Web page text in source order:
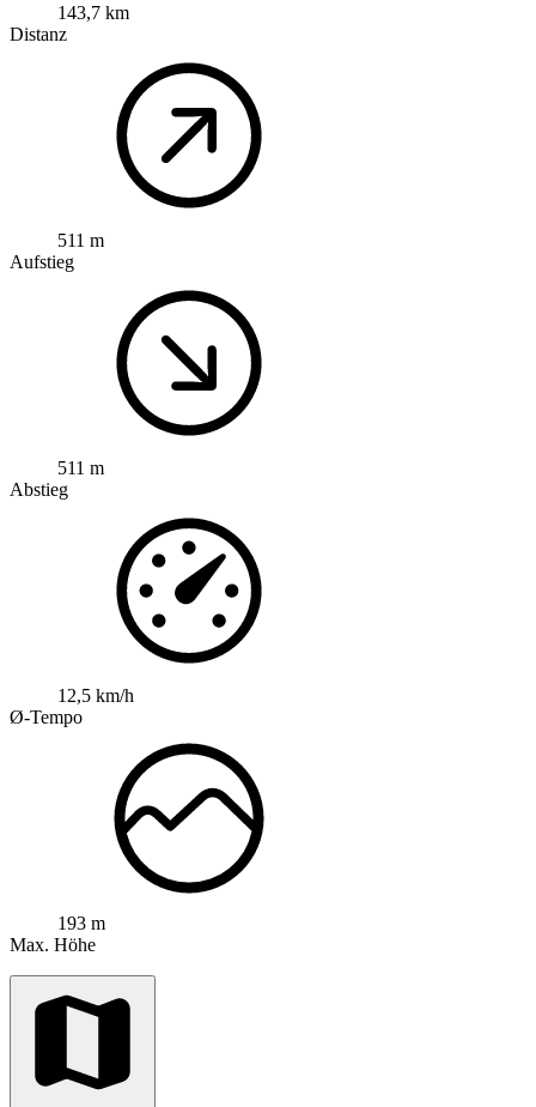
143,7 km
Distanz
511 m
Aufstieg
511 m
Abstieg
12,5 km/h
Ø-Tempo
193 m
Max. Höhe